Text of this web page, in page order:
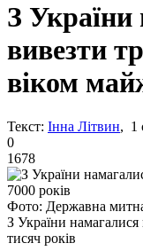
З України
вивезти
віком
Текст: Інна Літвин, 1
0
1678
Фото: Державна
З України намагалися
тисяч років